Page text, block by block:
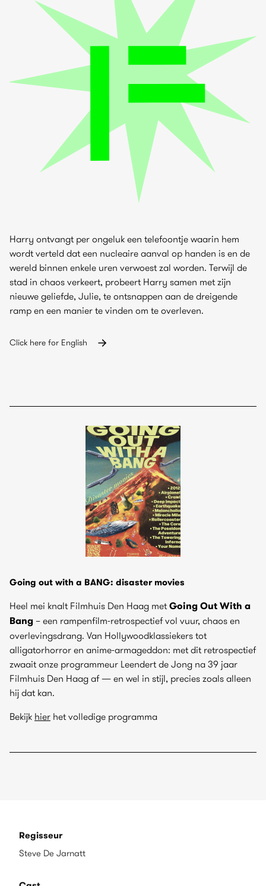
Harry ontvangt per ongeluk een telefoontje waarin hem
wordt verteld dat een nucleaire aanval op handen is en de
wereld binnen enkele uren verwoest zal worden. Terwijl de
stad in chaos verkeert, probeert Harry samen met zijn
nieuwe geliefde, Julie, te ontsnappen aan de dreigende
ramp en een manier te vinden om te overleven.
Click here for English
Going out with a BANG: disaster movies
Heel mei knalt Filmhuis Den Haag met Going Out With a
Bang – een rampenfilm-retrospectief vol vuur, chaos en
overlevingsdrang. Van Hollywoodklassiekers tot
alligatorhorror en anime-armageddon: met dit retrospectief
zwaait onze programmeur Leendert de Jong na 39 jaar
Filmhuis Den Haag af — en wel in stijl, precies zoals alleen
hij dat kan.
Bekijk hier het volledige programma
Regisseur
Steve De Jarnatt